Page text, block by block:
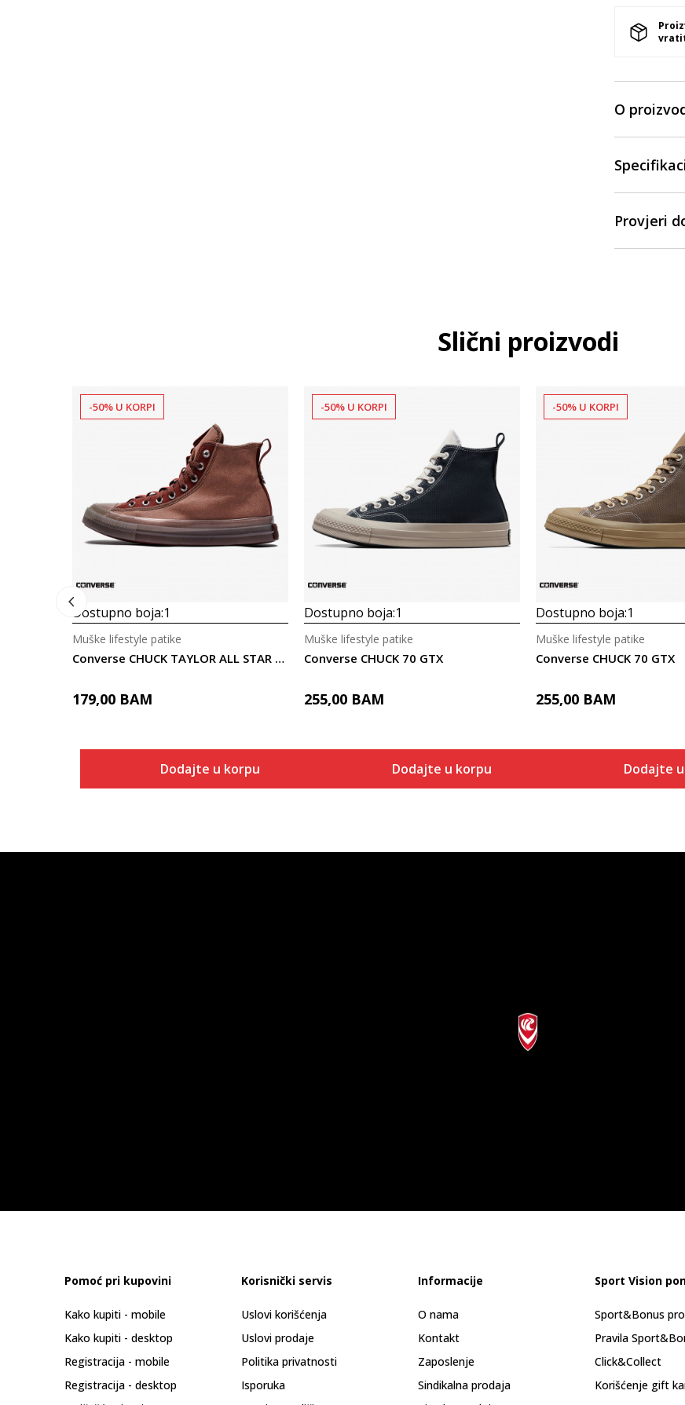
O
Provjeri
Slični proizvodi
-50% U KORPI
Dostupno boja:1
Converse CHUCK TAYLOR ALL STAR CX EXPLORE
Muške lifestyle patike
179,00 BAM
Dodajte u korpu
-50% U KORPI
Dostupno boja:1
Converse CHUCK 70 GTX
Muške lifestyle patike
255,00 BAM
Dodajte u korpu
-50% U KORPI
Dostupno boja:1
Converse CHUCK 70 GTX
Muške lifestyle patike
255,00 BAM
Dodajte
Pomoć pri kupovini
Kako kupiti - mobile
Kako kupiti - desktop
Registracija - mobile
Registracija - desktop
Korisnički servis
Uslovi korišćenja
Uslovi prodaje
Politika privatnosti
Isporuka
Informacije
O nama
Kontakt
Zaposlenje
Sindikalna prodaja
Sport Vision
Sport&Bonus
Pravila
Click&Collect
Korišćenje gift